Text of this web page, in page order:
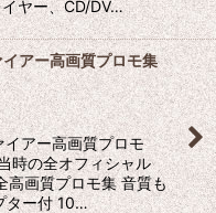
ヤー、CD/DV…
アー高画質プロモ集
アー高画質プロモ
時の全オフィシャル
高画質プロモ集 音質も
ター付 10…